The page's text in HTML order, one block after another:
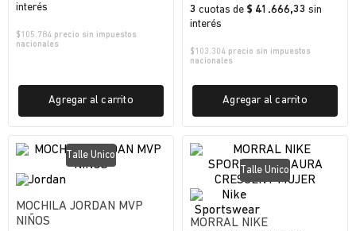
interés
$105.784 precio sin impuestos
nacionales
Agregar al carrito
3 cuotas de $ 41.666,33 sin
interés
$103.304 precio sin impuestos
nacionales
Agregar al carrito
Talle Unico
MOCHILA JORDAN MVP
NIÑOS
Talle Unico
MORRAL NIKE